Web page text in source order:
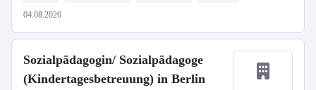
04.08.2026
Sozialpädagogin/ Sozialpädagoge
(Kindertagesbetreuung) in Berlin